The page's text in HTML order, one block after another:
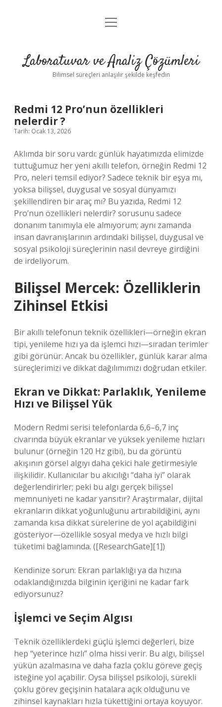
Anasayfa
Yasal Uyarı
menüyü
Laboratuvar ve Analiz Çözümleri
Bilimsel süreçleri anlaşılır şekilde keşfedin
Redmi 12 Pro’nun özellikleri
nelerdir ?
Tarih: Ocak 13, 2026
Aklımda bir soru vardı: günlük hayatımızda elimizde
tuttuğumuz her yeni akıllı telefon, örneğin Redmi 12
Pro, neleri temsil ediyor? Sadece teknik bir eşya mı,
yoksa bilişsel, duygusal ve sosyal dünyamızı
şekillendiren bir araç mı? Bu yazıda, Redmi 12
Pro’nun özellikleri nelerdir? sorusunu sadece
donanım tanımıyla ele almıyorum; aynı zamanda
insan davranışlarının ardındaki bilişsel, duygusal ve
sosyal psikoloji süreçlerinin nasıl devreye girdiğini
de irdeliyorum.
Bilişsel Mercek: Özelliklerin
Zihinsel Etkisi
Bir akıllı telefonun teknik özellikleri—örneğin ekran
tipi, yenileme hızı ya da işlemci hızı—sıradan terimler
gibi görünür. Ancak bu özellikler, günlük karar alma
süreçlerimizi ve dikkat dağılımımızı doğrudan etkiler.
Ekran ve Dikkat: Parlaklık, Yenileme
Hızı ve Bilişsel Yük
Modern Redmi serisi telefonlarda 6,6–6,7 inç
civarında büyük ekranlar ve yüksek yenileme hızları
bulunur (örneğin 120 Hz gibi), bu da görüntü
akışının görsel algıyı daha çekici hale getirmesiyle
ilişkilidir. Kullanıcılar bu akıcılığı “daha iyi” olarak
değerlendirirler; peki bu algı gerçek bilişsel
memnuniyeti ne kadar yansıtır? Araştırmalar, dijital
ekranların dikkat yoğunluğunu artırabildiğini, aynı
zamanda kısa dikkat sürelerine de yol açabildiğini
gösteriyor—özellikle sosyal medya ve hızlı bilgi
tüketimi bağlamında. ([ResearchGate][1])
Kendinize sorun: Ekran parlaklığı ya da hızına
odaklandığınızda bilginin içeriğini ne kadar fark
ediyorsunuz?
İşlemci ve Seçim Algısı
Teknik özelliklerdeki güçlü işlemci değerleri, bize
hep “yeterince hızlı” olma hissi verir. Bu algı, bilişsel
yükün azalmasına ve daha fazla çoklu göreve geçiş
isteğine yol açabilir. Oysa bilişsel psikoloji, sürekli
çoklu görev geçişinin hatalara açık olduğunu ve
zihinsel kaynakları hızla tükettiğini ortaya koyuyor.